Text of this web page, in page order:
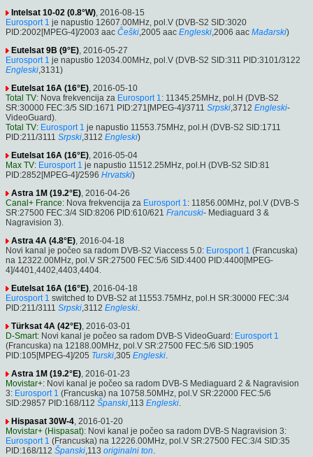
Intelsat 10-02 (0.8°W), 2016-08-15
Eurosport 1 je napustio 12607.00MHz, pol.V (DVB-S2 SID:3020
PID:2002[MPEG-4]/2003 aac Češki,2005 aac Engleski,2006 aac Mađarski)
Eutelsat 9B (9°E), 2016-05-27
Eurosport 1 je napustio 12034.00MHz, pol.V (DVB-S2 SID:311 PID:3101/3122
Engleski,3131)
Eutelsat 16A (16°E), 2016-05-10
Total TV: Nova frekvencija za Eurosport 1: 11345.25MHz, pol.H (DVB-S2
SR:30000 FEC:3/5 SID:1671 PID:271[MPEG-4]/3711 Srpski,3712 Engleski-
VideoGuard).
Total TV: Eurosport 1 je napustio 11553.75MHz, pol.H (DVB-S2 SID:1711
PID:211/3111 Srpski,3112 Engleski)
Eutelsat 16A (16°E), 2016-05-04
Max TV: Eurosport 1 je napustio 11512.25MHz, pol.H (DVB-S2 SID:81
PID:2852[MPEG-4]/2596 Hrvatski)
Astra 1M (19.2°E), 2016-04-26
Canal+ France: Nova frekvencija za Eurosport 1: 11856.00MHz, pol.V (DVB-S
SR:27500 FEC:3/4 SID:8206 PID:610/621 Francuski- Mediaguard 3 &
Nagravision 3).
Astra 4A (4.8°E), 2016-04-18
Novi kanal je počeo sa radom DVB-S2 Viaccess 5.0: Eurosport 1 (Francuska)
na 12322.00MHz, pol.V SR:27500 FEC:5/6 SID:4400 PID:4400[MPEG-
4]/4401,4402,4403,4404.
Eutelsat 16A (16°E), 2016-04-18
Eurosport 1 switched to DVB-S2 at 11553.75MHz, pol.H SR:30000 FEC:3/4
PID:211/3111 Srpski,3112 Engleski.
Türksat 4A (42°E), 2016-03-01
D-Smart: Novi kanal je počeo sa radom DVB-S VideoGuard: Eurosport 1
(Francuska) na 12188.00MHz, pol.V SR:27500 FEC:5/6 SID:1905
PID:105[MPEG-4]/205 Turski,305 Engleski.
Astra 1M (19.2°E), 2016-01-23
Movistar+: Novi kanal je počeo sa radom DVB-S Mediaguard 2 & Nagravision
3: Eurosport 1 (Francuska) na 10758.50MHz, pol.V SR:22000 FEC:5/6
SID:29857 PID:168/112 Španski,113 Engleski.
Hispasat 30W-4, 2016-01-20
Movistar+ (Hispasat): Novi kanal je počeo sa radom DVB-S Nagravision 3:
Eurosport 1 (Francuska) na 12226.00MHz, pol.V SR:27500 FEC:3/4 SID:35
PID:168/112 Španski,113 originalni ton.